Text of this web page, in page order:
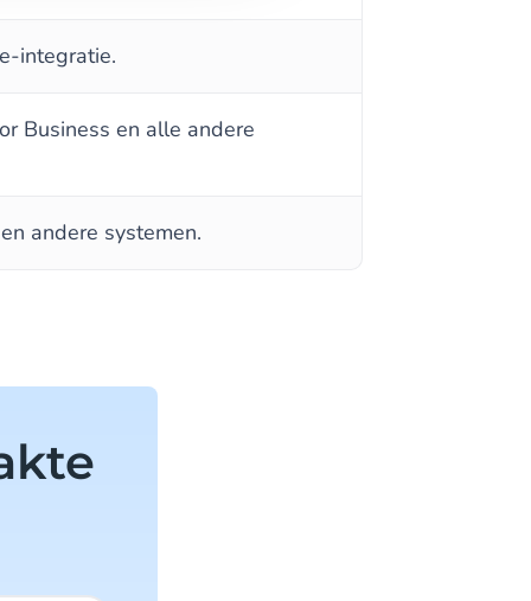
integratie.
Business en alle andere
andere systemen.